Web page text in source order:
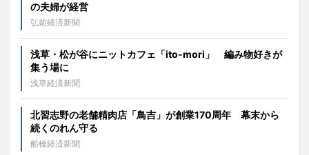
の夫婦が経営
弘前経済新聞
浅草・松が谷にニットカフェ「ito-mori」 編み物好きが
集う場に
浅草経済新聞
北習志野の老舗精肉店「鳥吉」が創業170周年 幕末から
続くのれん守る
船橋経済新聞